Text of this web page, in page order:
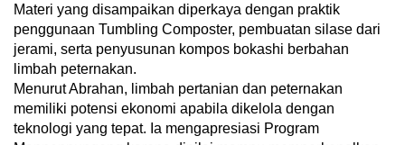
Materi yang disampaikan diperkaya dengan praktik
penggunaan Tumbling Composter, pembuatan silase dari
jerami, serta penyusunan kompos bokashi berbahan
limbah peternakan.
Menurut Abrahan, limbah pertanian dan peternakan
memiliki potensi ekonomi apabila dikelola dengan
teknologi yang tepat. Ia mengapresiasi Program